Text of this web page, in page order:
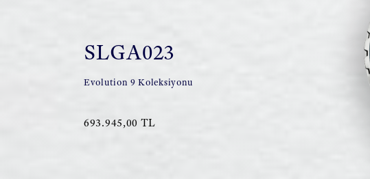
SLGA023
Evolution 9 Koleksiyonu
693.945,00 TL